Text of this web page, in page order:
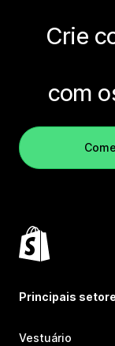
Crie
com
Principais
Vestuário